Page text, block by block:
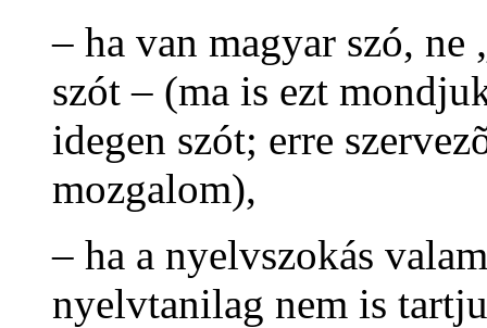
– ha van magyar szó, ne
szót – (ma is ezt
idegen szót; erre
mozgalom),
– ha a nyelvszokás
nyelvtanilag nem is